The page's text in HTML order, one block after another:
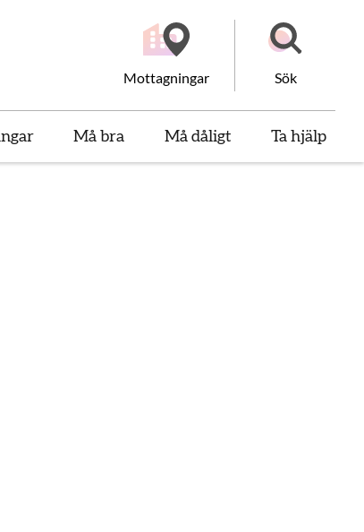
Mottagningar Sök
Må bra Må dåligt Ta hjälp